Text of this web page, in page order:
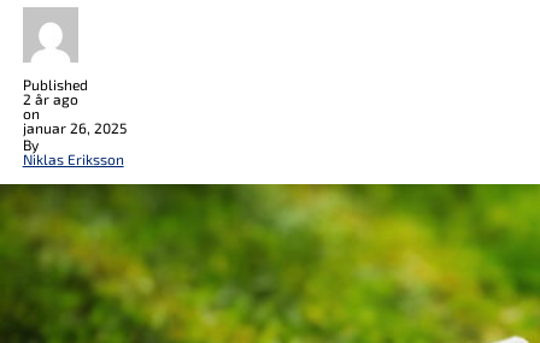
Published
2 år ago
on
januar 26, 2025
By
Niklas Eriksson